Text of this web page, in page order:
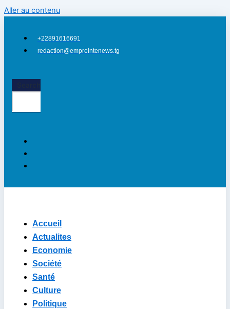
Aller au contenu
+22891616691
redaction@empreintenews.tg
Accueil
Actualites
Economie
Société
Santé
Culture
Politique